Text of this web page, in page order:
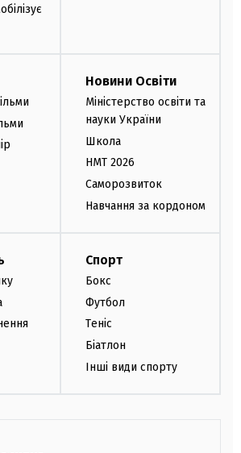
Новини Освіти
Міністерство освіти та
науки України
Школа
НМТ 2026
Саморозвиток
Навчання за кордоном
Спорт
Бокс
Футбол
Теніс
Біатлон
Інші види спорту